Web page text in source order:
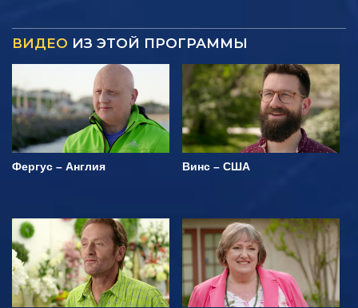
ВИДЕО ИЗ ЭТОЙ ПРОГРАММЫ
Фергус – Англия Винс – США